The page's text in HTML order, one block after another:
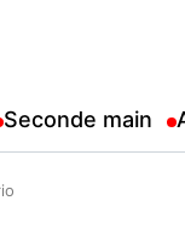
Seconde main